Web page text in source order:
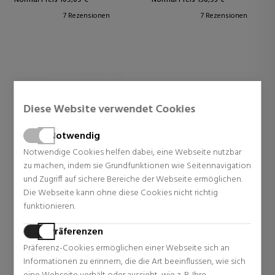
Diese Website verwendet Cookies
Notwendig
Notwendige Cookies helfen dabei, eine Webseite nutzbar
zu machen, indem sie Grundfunktionen wie Seitennavigation
und Zugriff auf sichere Bereiche der Webseite ermöglichen.
Die Webseite kann ohne diese Cookies nicht richtig
funktionieren.
Präferenzen
Präferenz-Cookies ermöglichen einer Webseite sich an
Informationen zu erinnern, die die Art beeinflussen, wie sich
7 Rezensionen
7 Rezensionen
DOLCE & GABBANA
PARFUM
Eau De Parfum
58,78 € 40% Rabatt